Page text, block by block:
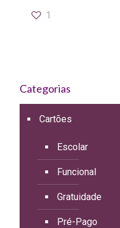
1
Categorias
Cartões
Escolar
Funcional
Gratuidade
Pré-Pago